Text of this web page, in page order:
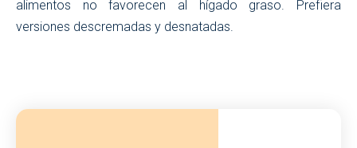
alimentos no favorecen al hígado graso. Prefiera
versiones descremadas y desnatadas.